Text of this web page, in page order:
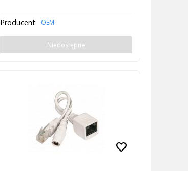
Producent: OEM
Niedostępne
favorite